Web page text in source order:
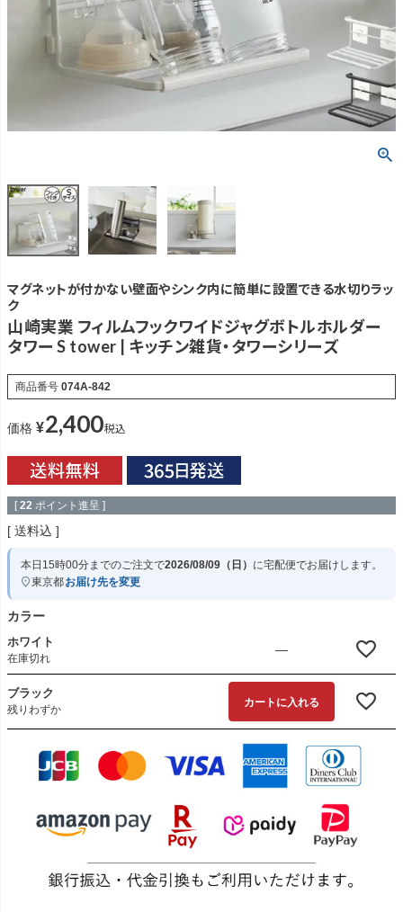
マグネットが付かない壁面やシンク内に簡単に設置できる水切りラッ
ク
山崎実業 フィルムフックワイドジャグボトルホルダー
タワー S tower | キッチン雑貨・タワーシリーズ
商品番号 074A-842
価格 ¥2,400税込
[ 22 ポイント進呈 ]
送料込
本日 15時00分までのご注文で2026/08/09（日） に宅配便でお届けします。
東京都お届け先を変更
カラー
ホワイト
在庫切れ
—
ブラック
残りわずか
カートに入れる